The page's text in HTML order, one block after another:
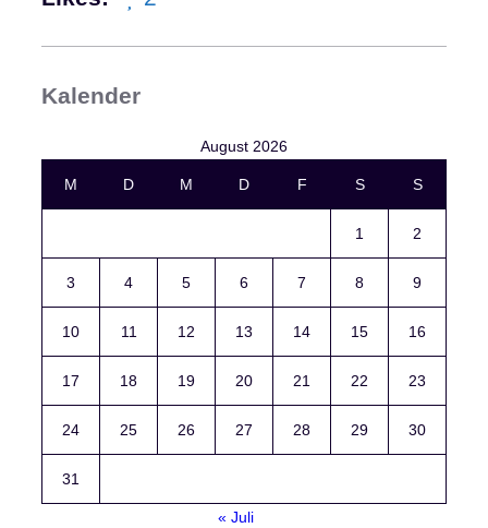
Kalender
August 2026
M D M D F S S
1 2
3 4 5 6 7 8 9
10 11 12 13 14 15 16
17 18 19 20 21 22 23
24 25 26 27 28 29 30
31
« Juli